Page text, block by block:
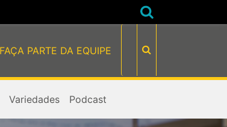
FAÇA PARTE DA EQUIPE
Variedades Podcast